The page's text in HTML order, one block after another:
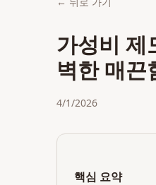
가성비 제
벽한 매끈
4/1/2026
핵심 요약